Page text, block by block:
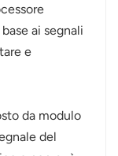
ai segnali
e
da modulo
del